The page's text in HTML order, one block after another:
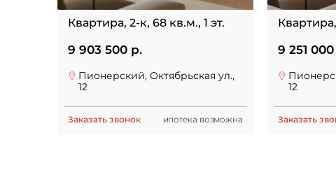
Квартира, 2-к, 68 кв.м., 1 эт.
9 903 500 р.
Пионерский, Октябрьская ул.,
12
Заказать звонок ипотека возможна
9 251
12
Заказать